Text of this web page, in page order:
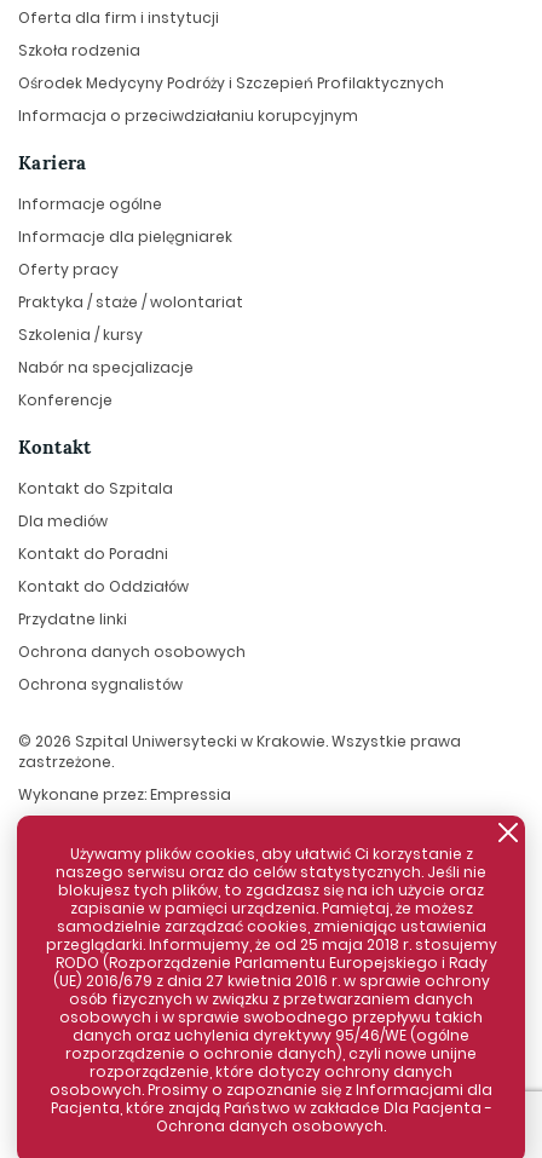
Oferta dla firm i instytucji
Szkoła rodzenia
Ośrodek Medycyny Podróży i Szczepień Profilaktycznych
Informacja o przeciwdziałaniu korupcyjnym
Kariera
Informacje ogólne
Informacje dla pielęgniarek
Oferty pracy
Praktyka / staże / wolontariat
Szkolenia / kursy
Nabór na specjalizacje
Konferencje
Kontakt
Kontakt do Szpitala
Dla mediów
Kontakt do Poradni
Kontakt do Oddziałów
Przydatne linki
Ochrona danych osobowych
Ochrona sygnalistów
© 2026 Szpital Uniwersytecki w Krakowie. Wszystkie prawa
zastrzeżone.
Wykonane przez:Empressia
Używamy plików cookies, aby ułatwić Ci korzystanie z
naszego serwisu oraz do celów statystycznych. Jeśli nie
blokujesz tych plików, to zgadzasz się na ich użycie oraz
zapisanie w pamięci urządzenia. Pamiętaj, że możesz
samodzielnie zarządzać cookies, zmieniając ustawienia
przeglądarki. Informujemy, że od 25 maja 2018 r. stosujemy
RODO (Rozporządzenie Parlamentu Europejskiego i Rady
(UE) 2016/679 z dnia 27 kwietnia 2016 r. w sprawie ochrony
osób fizycznych w związku z przetwarzaniem danych
osobowych i w sprawie swobodnego przepływu takich
danych oraz uchylenia dyrektywy 95/46/WE (ogólne
rozporządzenie o ochronie danych), czyli nowe unijne
rozporządzenie, które dotyczy ochrony danych
osobowych. Prosimy o zapoznanie się z Informacjami dla
Pacjenta, które znajdą Państwo w zakładce Dla Pacjenta -
Ochrona danych osobowych.
Zamknij komunikat